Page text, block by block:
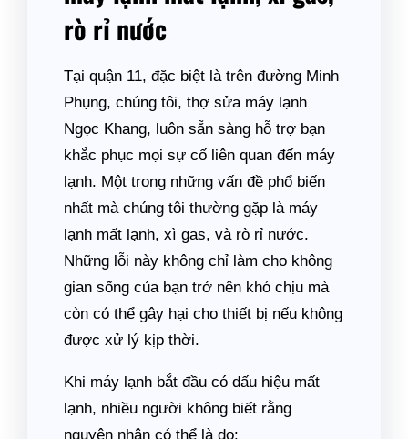
rò rỉ nước
Tại quận 11, đặc biệt là trên đường Minh
Phụng, chúng tôi, thợ sửa máy lạnh
Ngọc Khang, luôn sẵn sàng hỗ trợ bạn
khắc phục mọi sự cố liên quan đến máy
lạnh. Một trong những vấn đề phổ biến
nhất mà chúng tôi thường gặp là máy
lạnh mất lạnh, xì gas, và rò rỉ nước.
Những lỗi này không chỉ làm cho không
gian sống của bạn trở nên khó chịu mà
còn có thể gây hại cho thiết bị nếu không
được xử lý kịp thời.
Khi máy lạnh bắt đầu có dấu hiệu mất
lạnh, nhiều người không biết rằng
nguyên nhân có thể là do: